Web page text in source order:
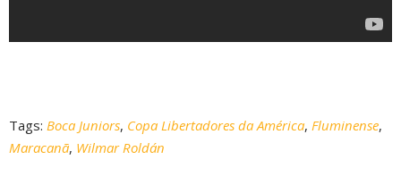
Tags: Boca Juniors, Copa Libertadores da América, Fluminense,
Maracanã, Wilmar Roldán